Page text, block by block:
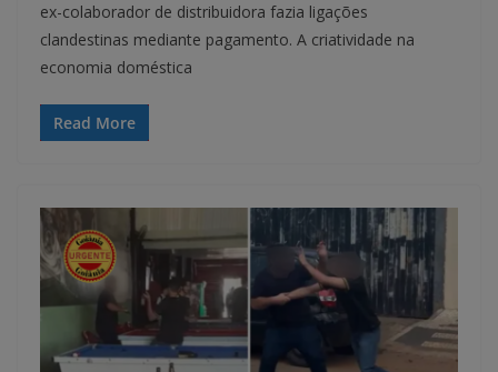
ex-colaborador de distribuidora fazia ligações
clandestinas mediante pagamento. A criatividade na
economia doméstica
Read More